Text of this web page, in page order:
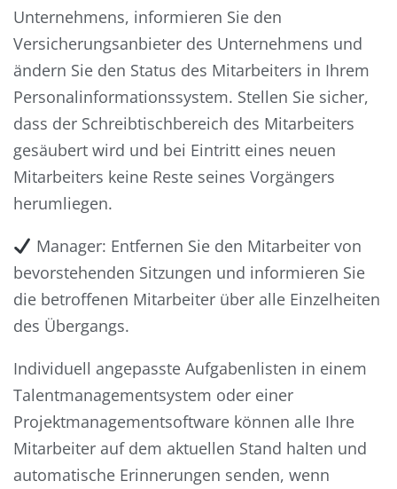
Unternehmens, informieren Sie den
Versicherungsanbieter des Unternehmens und
ändern Sie den Status des Mitarbeiters in Ihrem
Personalinformationssystem. Stellen Sie sicher,
dass der Schreibtischbereich des Mitarbeiters
gesäubert wird und bei Eintritt eines neuen
Mitarbeiters keine Reste seines Vorgängers
herumliegen.
Manager: Entfernen Sie den Mitarbeiter von
bevorstehenden Sitzungen und informieren Sie
die betroffenen Mitarbeiter über alle Einzelheiten
des Übergangs.
Individuell angepasste Aufgabenlisten in einem
Talentmanagementsystem oder einer
Projektmanagementsoftware können alle Ihre
Mitarbeiter auf dem aktuellen Stand halten und
automatische Erinnerungen senden, wenn